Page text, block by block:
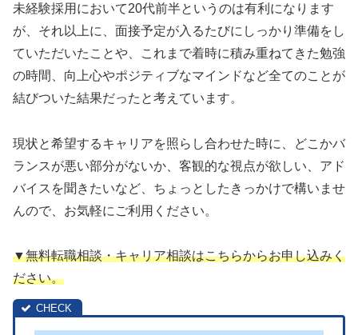
未経験採用において20代前半というのは有利になります
が、それ以上に、面接予定が入るたびにしっかり準備をし
ていただいたことや、これまで着時に積み重ねてきた勉強
の時間、向上心やポジティブなマインドなど全てのことが
結びついた結果だったと考えています。
現状と希望するキャリアを照らし合わせた時に、どこかバ
ランスが悪い部分がないか、客観的な視点が欲しい、アド
バイスを聞きたいなど、ちょっとしたきっかけで構いませ
んので、お気軽にご利用ください。
▼無料転職相談・キャリア相談はこちらからお申し込みく
ださい。